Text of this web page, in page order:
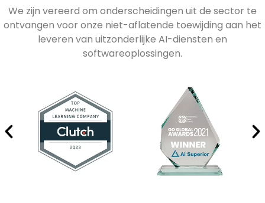
We zijn vereerd om onderscheidingen uit de sector te
ontvangen voor onze niet-aflatende toewijding aan het
leveren van uitzonderlijke AI-diensten en
softwareoplossingen.